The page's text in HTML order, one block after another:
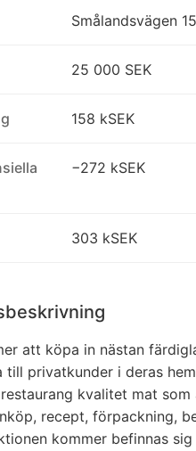
Smålandsvägen
25 000 SEK
158 kSEK
−272 kSEK
303 kSEK
att köpa in nästan
till privatkunder i deras
kvalitet mat
recept, förpackning,
kommer befinnas